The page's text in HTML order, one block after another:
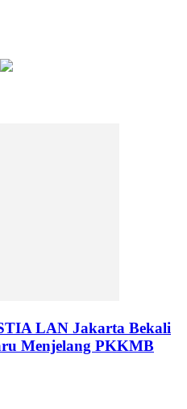
LAN Jakarta Bekali
Menjelang PKKMB